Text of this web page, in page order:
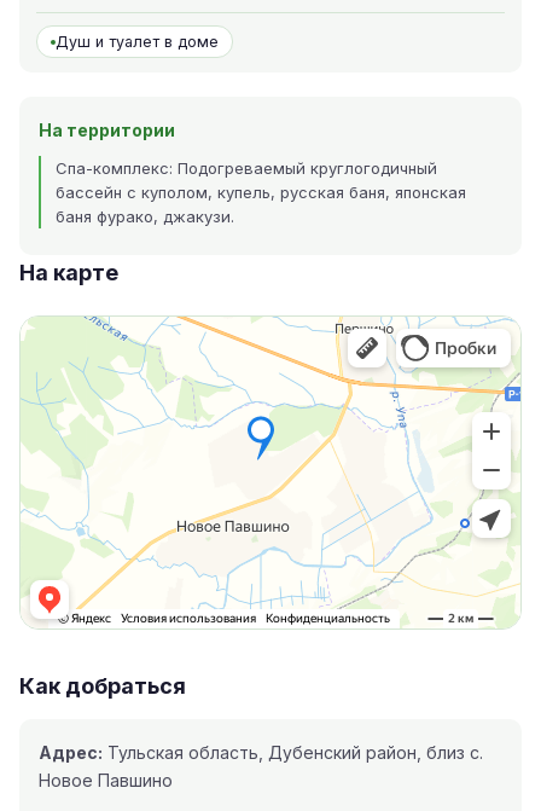
Душ и туалет в доме
На территории
Спа-комплекс: Подогреваемый круглогодичный
бассейн с куполом, купель, русская баня, японская
баня фурако, джакузи.
На карте
Как добраться
Адрес: Тульская область, Дубенский район, близ с.
Новое Павшино